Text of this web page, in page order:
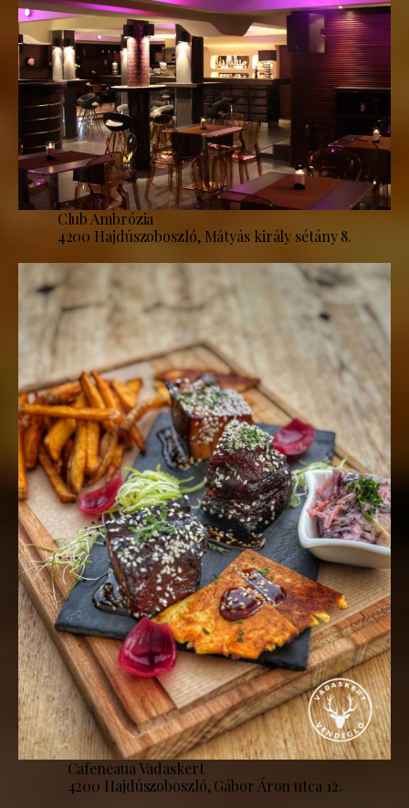
Club Ambrózia
4200 Hajdúszoboszló, Mátyás király sétány 8.
Cafeneaua Vadaskert
4200 Hajdúszoboszló, Gábor Áron utca 12.